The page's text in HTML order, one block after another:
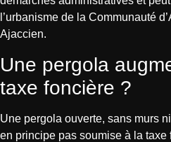
l’urbanisme de la Communauté
Ajaccien.
Une pergola
taxe foncière ?
Une pergola ouverte, sans murs
en principe pas soumise à la